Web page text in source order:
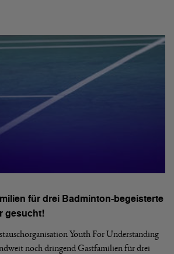
für drei Badminton-begeisterte
gesucht!
Youth For Understanding
noch dringend Gastfamilien für drei